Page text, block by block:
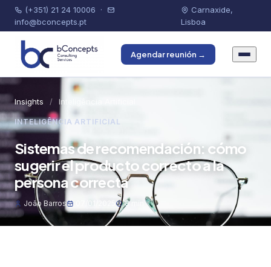
(+351) 21 24 10006 ·
info@bconcepts.pt
Carnaxide,
Lisboa
Agendar reunión →
Insights / Inteligência Artificial
INTELIGÊNCIA ARTIFICIAL
Sistemas de recomendación: cómo
sugerir el producto correcto a la
persona correcta
João Barros 07/01/2025 8 min